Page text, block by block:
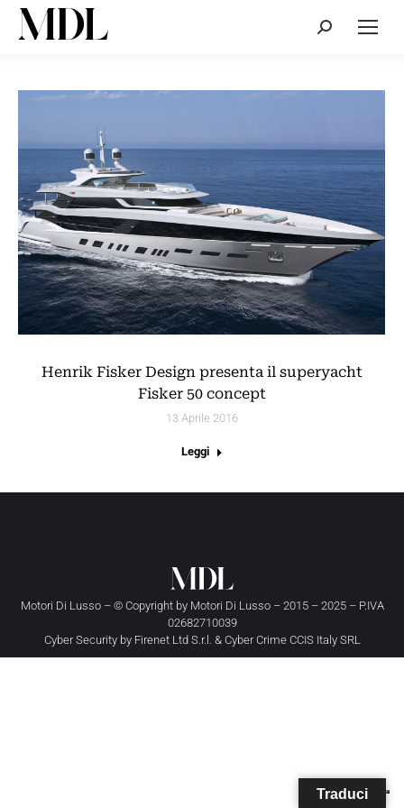
Cerca:
Henrik Fisker Design presenta il superyacht
Fisker 50 concept
13 Aprile 2016
Leggi
Motori Di Lusso – © Copyright by Motori Di Lusso– 2015 – 2025 – P.IVA
02682710039
Cyber Security by Firenet Ltd S.r.l. & Cyber Crime CCIS Italy SRL
Traduci